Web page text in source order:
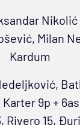
Nikolić
Milan
Kardum
9p +
Rivero 15,